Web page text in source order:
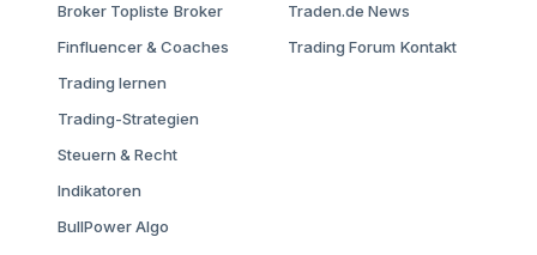
Broker Topliste Broker
Finfluencer & Coaches
Trading lernen
Trading-Strategien
Steuern & Recht
Indikatoren
BullPower Algo
Traden.de News
Trading Forum Kontakt